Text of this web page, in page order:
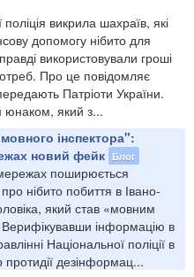
поліція викрила шахраїв, які
допомогу нібито для
використовували гроші
Про це повідомляє
Патріоти України.
юнаком, який з...
інспектора":
новий фейк Блог
поширюється
нібито побиття в Івано-
який став «мовним
Верифікувавши інформацію в
Національної поліції в
протидії дезінформац...